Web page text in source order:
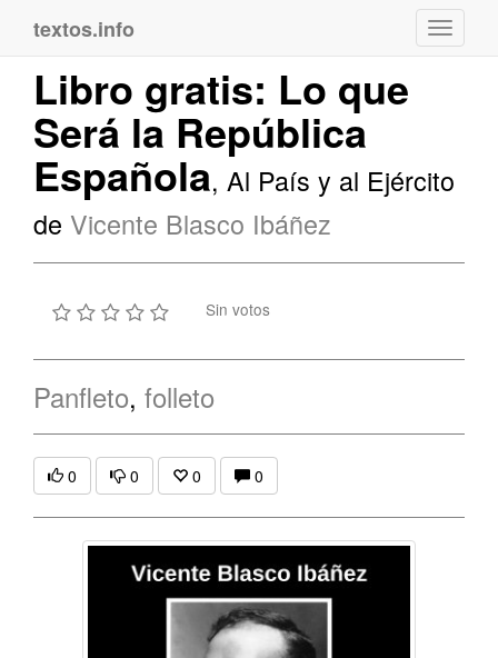
textos.info
Libro gratis: Lo que
Será la República
Española, Al País y al Ejército
de Vicente Blasco Ibáñez
Sin votos
Panfleto, folleto
0 0 0 0